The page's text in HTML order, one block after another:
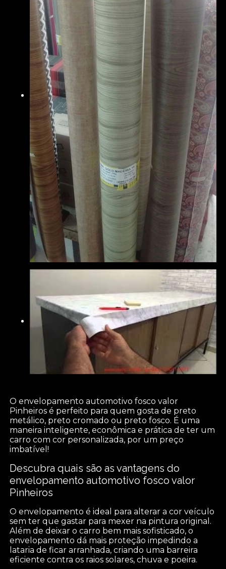
O envelopamento automotivo fosco valor
Pinheiros é perfeito para quem gosta de preto
metálico, preto cromado ou preto fosco. É uma
maneira inteligente, econômica e prática de ter um
carro com cor personalizada, por um preço
imbatível!
Descubra quais são as vantagens do
envelopamento automotivo fosco valor
Pinheiros
O envelopamento é ideal para alterar a cor veículo
sem ter que gastar para mexer na pintura original.
Além de deixar o carro bem mais sofisticado, o
envelopamento dá mais proteção impedindo a
lataria de ficar arranhada, criando uma barreira
eficiente contra os raios solares, chuva e poeira.